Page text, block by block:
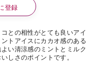
登録
との相性がとても良いアイ
トアイスにカカオ感のある
い清涼感のミントとミルク
しさのポイントです。